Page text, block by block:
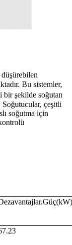
düşürebilen
Bu sistemler,
şekilde soğutan
Soğutucular, çeşitli
soğutma için
(kW)